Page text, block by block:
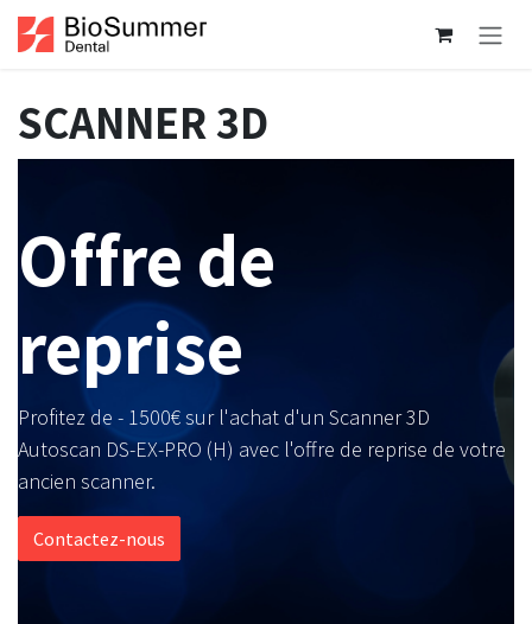
Se rendre au contenu
SCANNER 3D
Offre de
reprise
Profitez de - 1500€ sur l'achat d'un Scanner 3D
Autoscan DS-EX-PRO (H) avec l'offre de reprise de votre
ancien scanner.
Contactez-nous